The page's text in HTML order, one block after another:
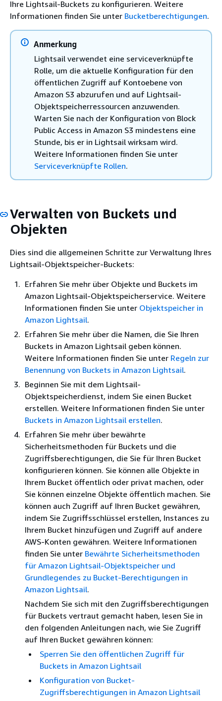
Ihre Lightsail-Buckets zu konfigurieren. Weitere
Informationen finden Sie unter Bucketberechtigungen.
Anmerkung
Lightsail verwendet eine serviceverknüpfte
Rolle, um die aktuelle Konfiguration für den
öffentlichen Zugriff auf Kontoebene von
Amazon S3 abzurufen und auf Lightsail-
Objektspeicherressourcen anzuwenden.
Warten Sie nach der Konfiguration von Block
Public Access in Amazon S3 mindestens eine
Stunde, bis er in Lightsail wirksam wird.
Weitere Informationen finden Sie unter
Serviceverknüpfte Rollen.
Verwalten von Buckets und
Objekten
Dies sind die allgemeinen Schritte zur Verwaltung Ihres
Lightsail-Objektspeicher-Buckets:
Erfahren Sie mehr über Objekte und Buckets im
Amazon Lightsail-Objektspeicherservice. Weitere
Informationen finden Sie unter Objektspeicher in
Amazon Lightsail.
Erfahren Sie mehr über die Namen, die Sie Ihren
Buckets in Amazon Lightsail geben können.
Weitere Informationen finden Sie unter Regeln zur
Benennung von Buckets in Amazon Lightsail.
Beginnen Sie mit dem Lightsail-
Objektspeicherdienst, indem Sie einen Bucket
erstellen. Weitere Informationen finden Sie unter
Buckets in Amazon Lightsail erstellen.
Erfahren Sie mehr über bewährte
Sicherheitsmethoden für Buckets und die
Zugriffsberechtigungen, die Sie für Ihren Bucket
konfigurieren können. Sie können alle Objekte in
Ihrem Bucket öffentlich oder privat machen, oder
Sie können einzelne Objekte öffentlich machen. Sie
können auch Zugriff auf Ihren Bucket gewähren,
indem Sie Zugriffsschlüssel erstellen, Instances zu
Ihrem Bucket hinzufügen und Zugriff auf andere
AWS-Konten gewähren. Weitere Informationen
finden Sie unter Bewährte Sicherheitsmethoden
für Amazon Lightsail-Objektspeicher und
Grundlegendes zu Bucket-Berechtigungen in
Amazon Lightsail.
Nachdem Sie sich mit den Zugriffsberechtigungen
für Buckets vertraut gemacht haben, lesen Sie in
den folgenden Anleitungen nach, wie Sie Zugriff
auf Ihren Bucket gewähren können:
Sperren Sie den öffentlichen Zugriff für
Buckets in Amazon Lightsail
Konfiguration von Bucket-
Zugriffsberechtigungen in Amazon Lightsail